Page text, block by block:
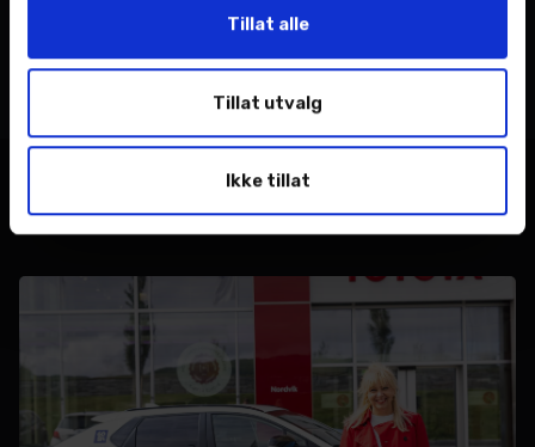
Tillat alle
Tillat utvalg
Ikke tillat
Relaterte nyheter